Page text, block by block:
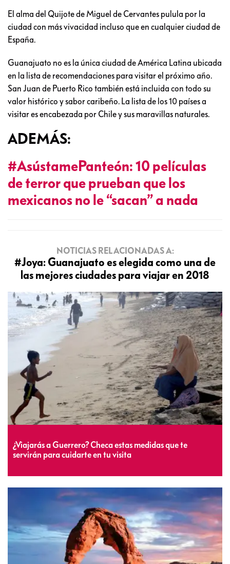
El alma del Quijote de Miguel de Cervantes pulula por la
ciudad con más vivacidad incluso que en cualquier ciudad de
España.
Guanajuato no es la única ciudad de América Latina ubicada
en la lista de recomendaciones para visitar el próximo año.
San Juan de Puerto Rico también está incluida con todo su
valor histórico y sabor caribeño. La lista de los 10 países a
visitar es encabezada por Chile y sus maravillas naturales.
ADEMÁS:
#AsústamePanteón: 10 películas
de terror que prueban que los
mexicanos no le “sacan” a nada
NOTICIAS RELACIONADAS A:
#Joya: Guanajuato es elegida como una de
las mejores ciudades para viajar en 2018
¿Viajarás a Guerrero? Checa estas medidas que te
servirán para cuidarte en tu visita